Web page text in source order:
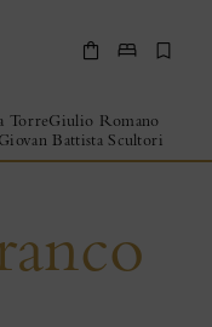
Acquista
TorreGiulio Romano
Giovan Battista Scultori